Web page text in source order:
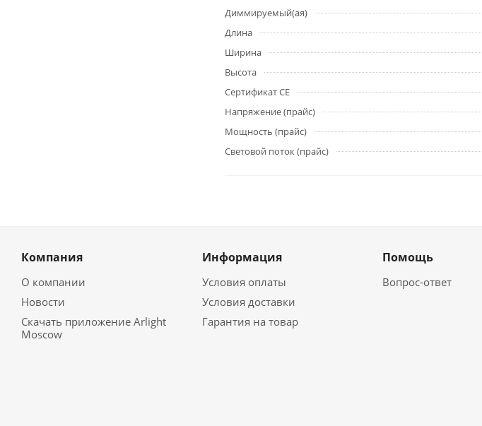
Диммируемый(ая)
Длина
Ширина
Высота
Сертификат CE
Напряжение (прайс)
Мощность (прайс)
Световой поток (прайс)
Компания
О компании
Новости
Скачать приложение Arlight
Moscow
Информация
Условия оплаты
Условия доставки
Гарантия на товар
Помощь
Вопрос-ответ